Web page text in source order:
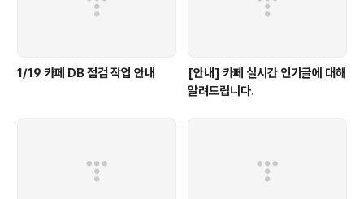
1/19 카페 DB 점검 작업 안내
[안내] 카페 실시간 인기글에 대해
알려드립니다.